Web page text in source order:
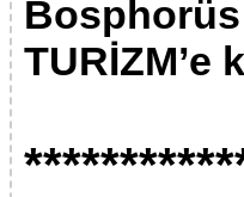
TURİZM’e